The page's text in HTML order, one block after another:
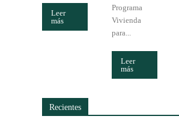
Leer
más
Programa
Vivienda
para...
Leer
más
Recientes